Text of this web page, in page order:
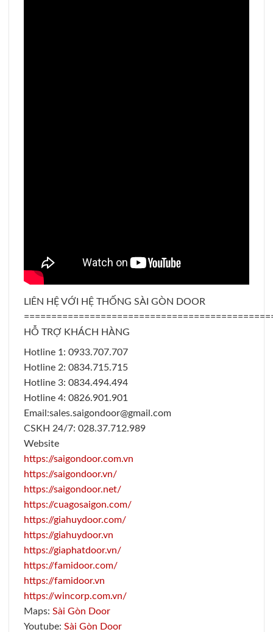
LIÊN HỆ VỚI HỆ THỐNG SÀI GÒN DOOR
HỖ TRỢ KHÁCH HÀNG
Hotline 1: 0933.707.707
Hotline 2: 0834.715.715
Hotline 3: 0834.494.494
Hotline 4: 0826.901.901
Email:sales.saigondoor@gmail.com
CSKH 24/7: 028.37.712.989
Website
https://saigondoor.com.vn
https://saigondoor.vn/
https://saigondoor.net/
https://cuagosaigon.com/
https://giahuydoor.com/
https://giahuydoor.vn
https://giaphatdoor.vn/
https://famidoor.com/
https://famidoor.vn
https://wincorp.com.vn/
Maps: Sài Gòn Door
Youtube: Sài Gòn Door